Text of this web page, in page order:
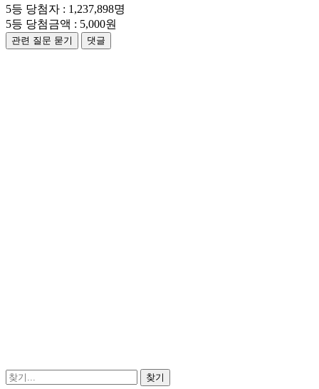
5등 당첨자 : 1,237,898명
5등 당첨금액 : 5,000원